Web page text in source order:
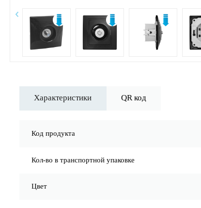
Характеристики QR код
Код продукта
Кол-во в транспортной упаковке
Цвет